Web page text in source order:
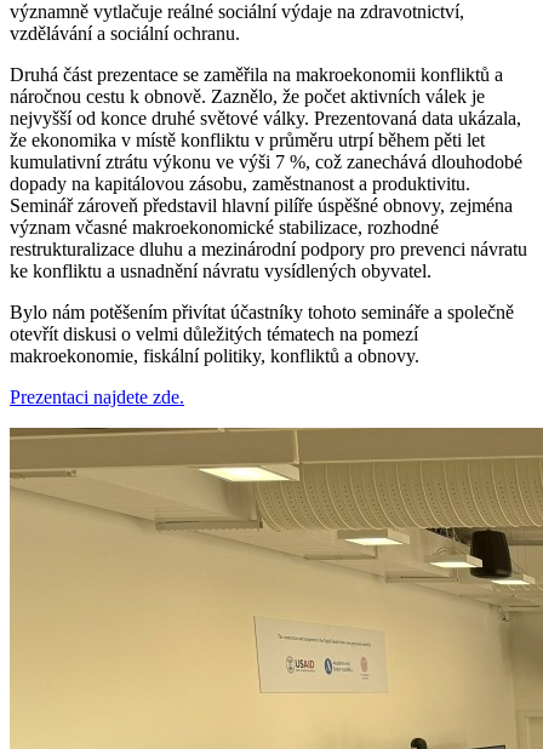
významně vytlačuje reálné sociální výdaje na zdravotnictví,
vzdělávání a sociální ochranu.
Druhá část prezentace se zaměřila na makroekonomii konfliktů a
náročnou cestu k obnově. Zaznělo, že počet aktivních válek je
nejvyšší od konce druhé světové války. Prezentovaná data ukázala,
že ekonomika v místě konfliktu v průměru utrpí během pěti let
kumulativní ztrátu výkonu ve výši 7 %, což zanechává dlouhodobé
dopady na kapitálovou zásobu, zaměstnanost a produktivitu.
Seminář zároveň představil hlavní pilíře úspěšné obnovy, zejména
význam včasné makroekonomické stabilizace, rozhodné
restrukturalizace dluhu a mezinárodní podpory pro prevenci návratu
ke konfliktu a usnadnění návratu vysídlených obyvatel.
Bylo nám potěšením přivítat účastníky tohoto semináře a společně
otevřít diskusi o velmi důležitých tématech na pomezí
makroekonomie, fiskální politiky, konfliktů a obnovy.
Prezentaci najdete zde.